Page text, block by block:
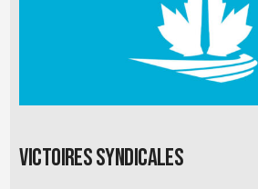
Victoires syndicales